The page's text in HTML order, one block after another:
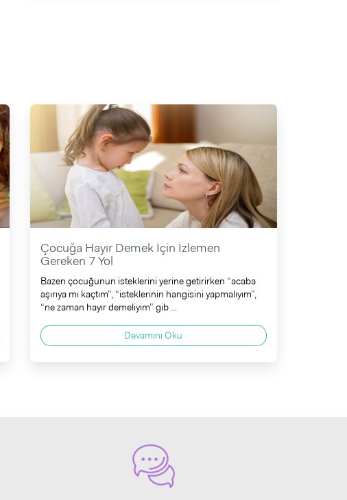
Çocuğa Hayır Demek İçin İzlemen
Gereken 7 Yol
Bazen çocuğunun isteklerini yerine getirirken “acaba
aşırıya mı kaçtım”, “isteklerinin hangisini yapmalıyım”,
“ne zaman hayır demeliyim” gib ...
Devamını Oku